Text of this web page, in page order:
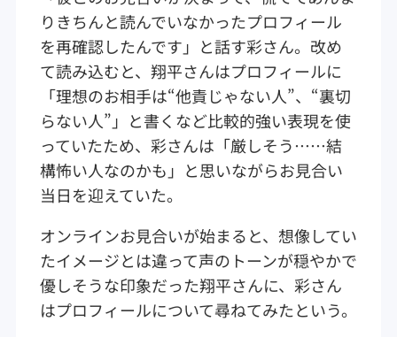
りきちんと読んでいなかったプロフィール
を再確認したんです」と話す彩さん。改め
て読み込むと、翔平さんはプロフィールに
「理想のお相手は“他責じゃない人”、“裏切
らない人”」と書くなど比較的強い表現を使
っていたため、彩さんは「厳しそう……結
構怖い人なのかも」と思いながらお見合い
当日を迎えていた。
オンラインお見合いが始まると、想像してい
たイメージとは違って声のトーンが穏やかで
優しそうな印象だった翔平さんに、彩さん
はプロフィールについて尋ねてみたという。